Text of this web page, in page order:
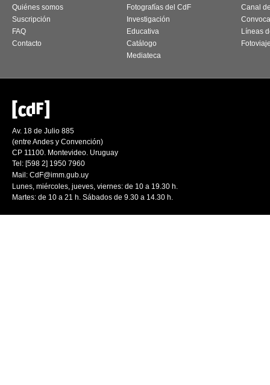
Quiénes somos
Suscripción
FAQ
Contacto
Fotografías del CdF
Investigación
Educativa
Catálogo
Mediateca
Canal
Líneas
Av. 18 de Julio 885
(entre Andes y Convención)
CP 11100. Montevideo. Uruguay
Tel: [598 2] 1950 7960
Mail: CdF@imm.gub.uy
Lunes, miércoles, jueves, viernes: de 10 a 19.30 h.
Martes: de 10 a 21 h. Sábados de 9.30 a 14.30 h.